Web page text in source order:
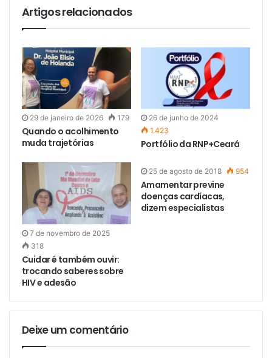
Artigos relacionados
29 de janeiro de 2026 179
Quando o acolhimento
muda trajetórias
26 de junho de 2024
1.423
Portfólio da RNP+Ceará
7 de novembro de 2025
318
Cuidar é também ouvir:
trocando saberes sobre
HIV e adesão
25 de agosto de 2018 954
Amamentar previne
doenças cardíacas,
dizem especialistas
Deixe um comentário